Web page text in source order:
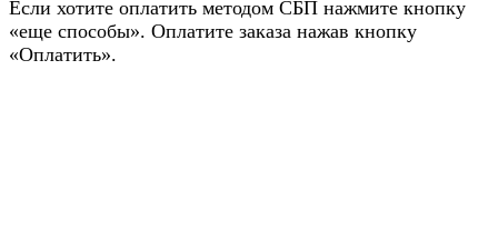
Если хотите оплатить методом СБП нажмите кнопку
«еще способы». Оплатите заказа нажав кнопку
«Оплатить».